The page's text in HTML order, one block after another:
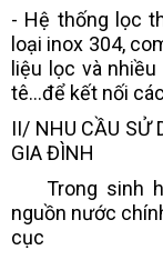
- Hệ thống lọc
loại inox 304,
liệu lọc và
tê...để kết nối
II/ NHU CẦU SỬ
GIA ĐÌNH
Trong sinh
nguồn nước
cục